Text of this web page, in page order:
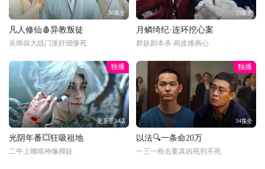
30集全
凡人修仙🩸异教叛徒
吴师叔大战门派奸细惨死
29集全
月鳞绮纪·连环挖心案
群妖剧本杀 画皮难画心
独播
更新至34话
光阴年番💥狂吸祖地
二牛上嘴啃神像脚趾
独播
34集全
以法🔍一条命20万
一三一枪击案真凶死刑不死